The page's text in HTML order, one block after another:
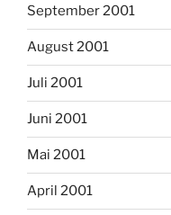
September 2001
August 2001
Juli 2001
Juni 2001
Mai 2001
April 2001